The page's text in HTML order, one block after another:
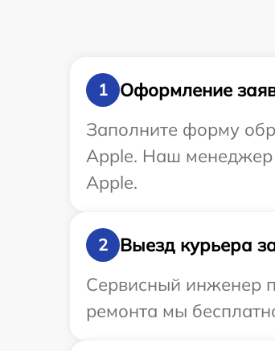
1
Оформление
Заполните форму
Apple. Наш менеджер
Apple.
2
Выезд курьера
Сервисный инженер
ремонта мы